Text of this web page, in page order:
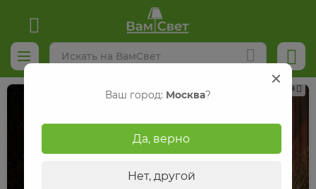
Реклама
Ваш город: Москва?
Да, верно
Нет, другой